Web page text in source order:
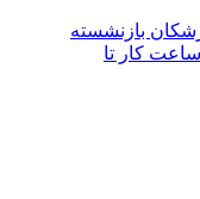
بازنشسته
کار تا